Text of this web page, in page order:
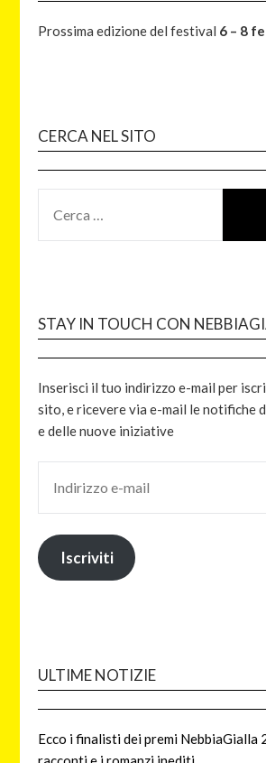
Prossima edizione del festival 6 – 8
CERCA NEL SITO
STAY IN TOUCH CON
Inserisci il tuo indirizzo e-mail per
sito, e ricevere via e-mail le notifiche
e delle nuove iniziative
Iscriviti
ULTIME NOTIZIE
Ecco i finalisti dei premi NebbiaGialla